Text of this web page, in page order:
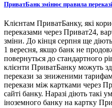
ПриватБанк змінює правила
Клієнтам ПриватБанку, які
переказами через Приват24,
зміни. До кінця серпня ще
1 вересня, якщо банк не
повернуться до стандартного
клієнти ПриватБанку можуть
перекази за зниженими
перекази між картками через
сайті банку. Наразі діють такі
іноземного банку на картку